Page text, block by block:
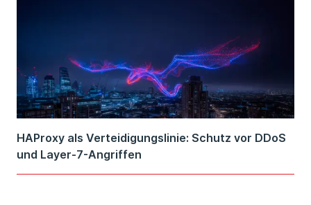
HAProxy als Verteidigungslinie: Schutz vor DDoS
und Layer-7-Angriffen